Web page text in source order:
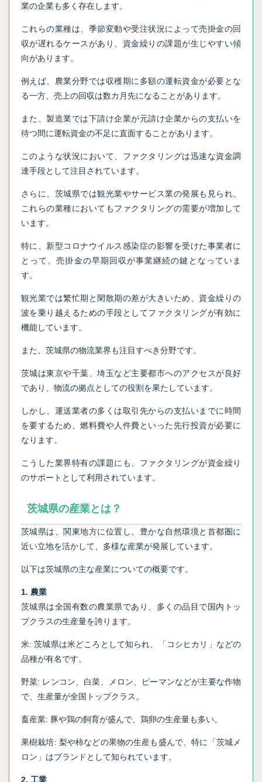
業の企業も多く存在します。
これらの業種は、季節変動や受注状況によって売掛金の回
収が遅れるケースがあり、資金繰りの課題が生じやすい傾
向があります。
例えば、農業分野では収穫期に多額の運転資金が必要とな
る一方、売上の回収は数カ月先になることがあります。
また、製造業では下請け企業が元請け企業からの支払いを
待つ間に運転資金の不足に直面することがあります。
このような状況において、ファクタリングは迅速な資金調
達手段として注目されています。
さらに、茨城県では観光業やサービス業の発展も見られ、
これらの業種においてもファクタリングの需要が増加して
います。
特に、新型コロナウイルス感染症の影響を受けた事業者に
とって、売掛金の早期回収が事業継続の鍵となっていま
す。
観光業では繁忙期と閑散期の差が大きいため、資金繰りの
波を乗り越えるための手段としてファクタリングが有効に
機能しています。
また、茨城県の物流業界も注目すべき分野です。
茨城は東京や千葉、埼玉など主要都市へのアクセスが良好
であり、物流の拠点としての役割を果たしています。
しかし、運送業者の多くは取引先からの支払いまでに時間
を要するため、燃料費や人件費といった先行投資が必要に
なります。
こうした業界特有の課題にも、ファクタリングが資金繰り
のサポートとして利用されています。
茨城県の産業とは？
茨城県は、関東地方に位置し、豊かな自然環境と首都圏に
近い立地を活かして、多様な産業が発展しています。
以下は茨城県の主な産業についての概要です。
1. 農業
茨城県は全国有数の農業県であり、多くの品目で国内トッ
プクラスの生産量を誇ります。
米: 茨城県は米どころとして知られ、「コシヒカリ」などの
品種が有名です。
野菜: レンコン、白菜、メロン、ピーマンなどが主要な作物
で、生産量が全国トップクラス。
畜産業: 豚や鶏の飼育が盛んで、鶏卵の生産量も多い。
果樹栽培: 梨や柿などの果物の生産も盛んで、特に「茨城メ
ロン」はブランドとして知られています。
2. 工業